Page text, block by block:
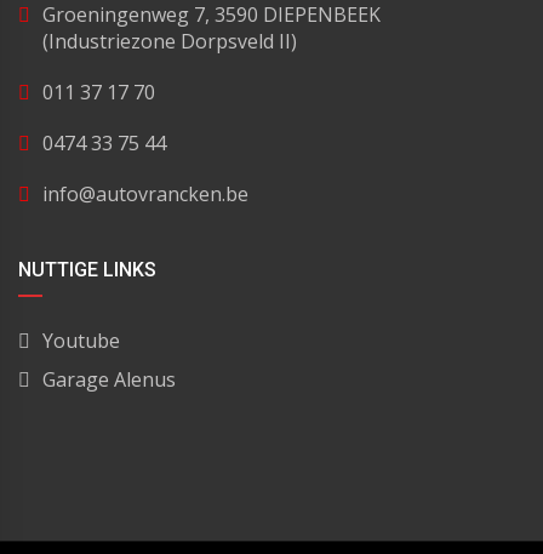
Groeningenweg 7, 3590 DIEPENBEEK
(Industriezone Dorpsveld II)
011 37 17 70
0474 33 75 44
info@autovrancken.be
NUTTIGE LINKS
Youtube
Garage Alenus